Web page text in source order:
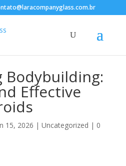
Bodybuilding:
Effective
15, 2026 | Uncategorized | 0